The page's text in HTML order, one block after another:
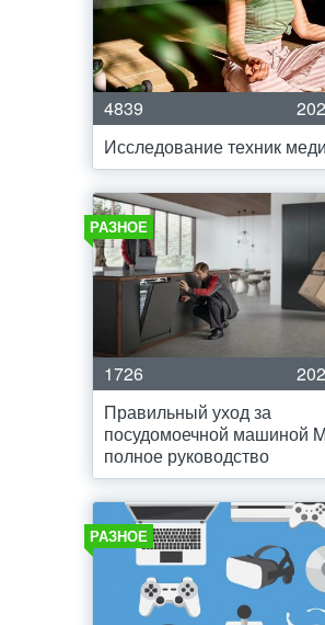
4839
Исследование техник
РАЗНОЕ
1726
Правильный уход за
посудомоечной машиной
полное руководство
РАЗНОЕ